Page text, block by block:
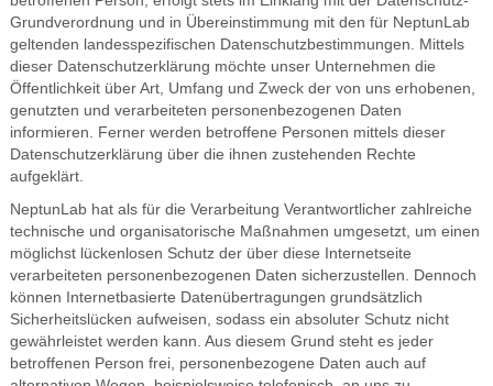
Grundverordnung und in Übereinstimmung mit den für NeptunLab
geltenden landesspezifischen Datenschutzbestimmungen. Mittels
dieser Datenschutzerklärung möchte unser Unternehmen die
Öffentlichkeit über Art, Umfang und Zweck der von uns erhobenen,
genutzten und verarbeiteten personenbezogenen Daten
informieren. Ferner werden betroffene Personen mittels dieser
Datenschutzerklärung über die ihnen zustehenden Rechte
aufgeklärt.
NeptunLab hat als für die Verarbeitung Verantwortlicher zahlreiche
technische und organisatorische Maßnahmen umgesetzt, um einen
möglichst lückenlosen Schutz der über diese Internetseite
verarbeiteten personenbezogenen Daten sicherzustellen. Dennoch
können Internetbasierte Datenübertragungen grundsätzlich
Sicherheitslücken aufweisen, sodass ein absoluter Schutz nicht
gewährleistet werden kann. Aus diesem Grund steht es jeder
betroffenen Person frei, personenbezogene Daten auch auf